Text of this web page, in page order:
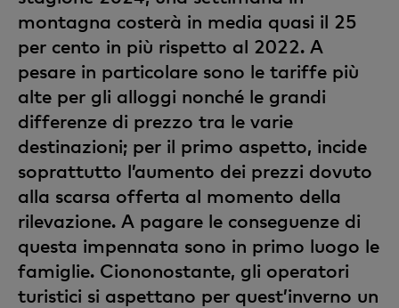
montagna costerà in media quasi il 25
per cento in più rispetto al 2022. A
pesare in particolare sono le tariffe più
alte per gli alloggi nonché le grandi
differenze di prezzo tra le varie
destinazioni; per il primo aspetto, incide
soprattutto l’aumento dei prezzi dovuto
alla scarsa offerta al momento della
rilevazione. A pagare le conseguenze di
questa impennata sono in primo luogo le
famiglie. Ciononostante, gli operatori
turistici si aspettano per quest’inverno un